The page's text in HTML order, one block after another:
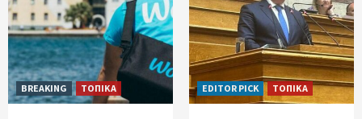
BREAKING ΤΟΠΙΚΑ EDITOR PICK ΤΟΠΙΚΑ